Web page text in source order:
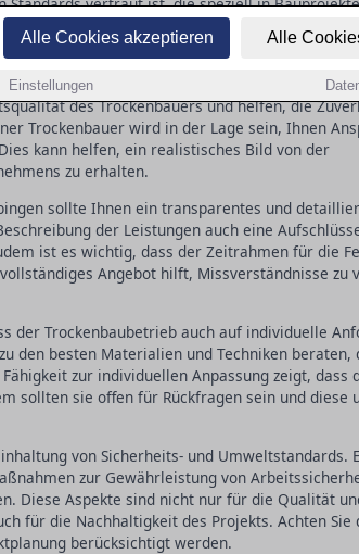
Alle Cookies akzeptieren Alle
Einstellungen
Systemen und Materialien, wie zum Beispiel
sein.
Referenzen und Kundenbewertungen aus in
des Trockenbauers und helfen, die
Trockenbauer wird in der Lage sein, Ihnen
kann helfen, ein realistisches Bild von der
zu erhalten.
sollte Ihnen ein transparentes und
der Leistungen auch eine
ist es wichtig, dass der Zeitrahmen für die
Angebot hilft, Missverständnisse zu
der Trockenbaubetrieb auch auf individuelle
den besten Materialien und Techniken beraten,
zur individuellen Anpassung zeigt, dass
sollten sie offen für Rückfragen sein und diese
von Sicherheits- und Umweltstandards.
zur Gewährleistung von
Diese Aspekte sind nicht nur für die Qualität
für die Nachhaltigkeit des Projekts. Achten Sie
berücksichtigt werden.